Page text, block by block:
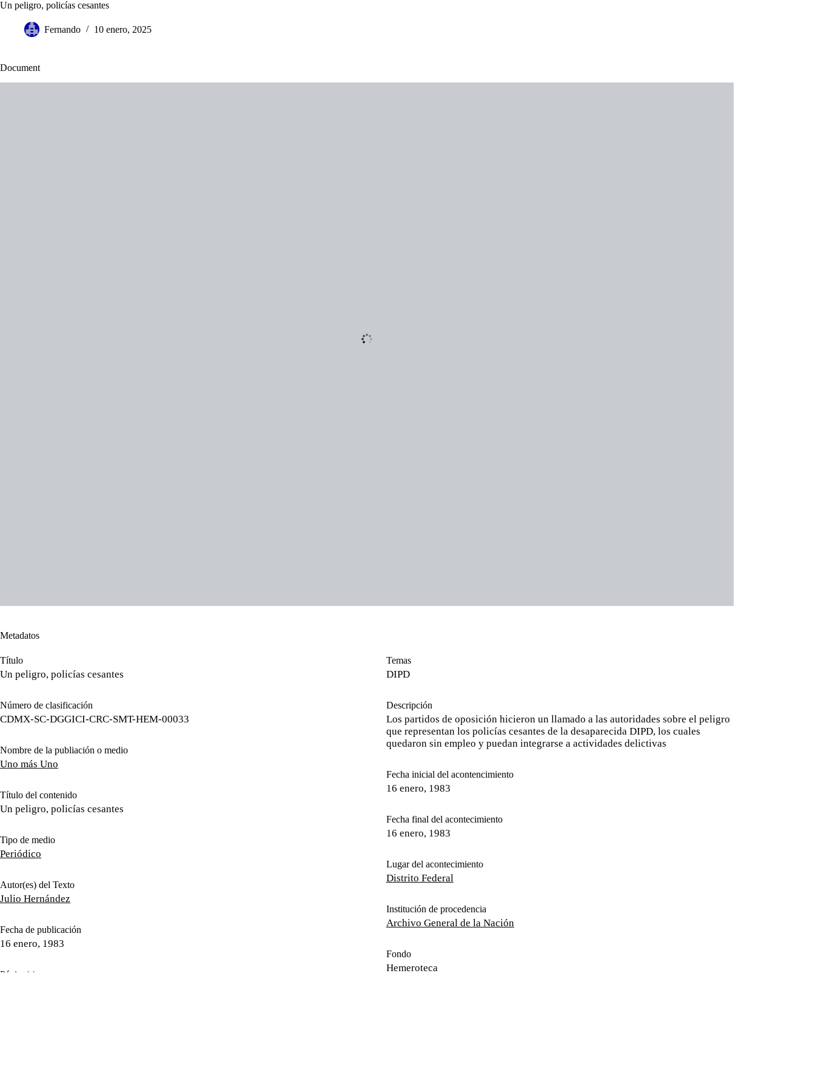
Saltar
contenido
Un peligro, policías cesantes
Fernando 10 enero, 2025
Document
Metadatos
Título
Un peligro, policías cesantes
Número de clasificación
CDMX-SC-DGGICI-CRC-SMT-HEM-00033
Nombre de la publiación o medio
Uno más Uno
Título del contenido
Un peligro, policías cesantes
Tipo de medio
Periódico
Autor(es) del Texto
Julio Hernández
Fecha de publicación
16 enero, 1983
Página(s)
Temas
DIPD
Descripción
Los partidos de oposición hicieron un llamado a las autoridades sobre el peligro
que representan los policías cesantes de la desaparecida DIPD, los cuales
quedaron sin empleo y puedan integrarse a actividades delictivas
Fecha inicial del acontencimiento
16 enero, 1983
Fecha final del acontecimiento
16 enero, 1983
Lugar del acontecimiento
Distrito Federal
Institución de procedencia
Archivo General de la Nación
Fondo
Hemeroteca